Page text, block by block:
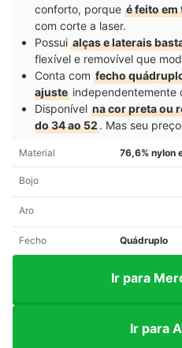
conforto, porque é feito
com corte a laser.
Possui alças e laterais
flexível e removível que
Conta com fecho
ajuste independentemente
Disponível na cor preta ou
do 34 ao 52. Mas seu
Material 76,6% nylon
Bojo
Aro
Fecho Quádruplo
Ir para
Ir para